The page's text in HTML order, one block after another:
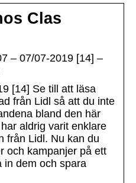
Clas
– 07/07-2019 [14] –
[14] Se till att läsa
från Lidl så att du inte
bland den här
aldrig varit enklare
från Lidl. Nu kan du
och kampanjer på ett
in dem och spara